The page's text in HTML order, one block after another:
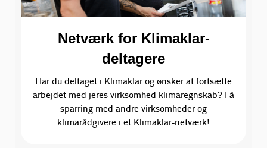
Netværk for Klimaklar-
deltagere
Har du deltaget i Klimaklar og ønsker at fortsætte
arbejdet med jeres virksomhed klimaregnskab? Få
sparring med andre virksomheder og
klimarådgivere i et Klimaklar-netværk!